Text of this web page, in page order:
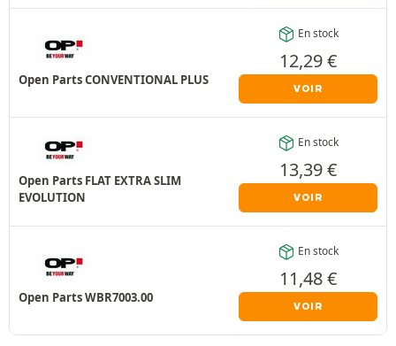
Open Parts CONVENTIONAL PLUS
En stock
12,29€
VOIR
Open Parts FLAT EXTRA SLIM
EVOLUTION
En stock
13,39€
VOIR
Open Parts WBR7003.00
En stock
11,48€
VOIR